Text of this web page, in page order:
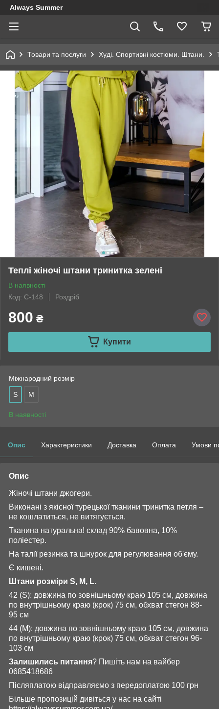
Always Summer
Товари та послуги Худі. Спортивні костюми. Штани.
Теплі жіночі штани тринитка зелені
В наявності
Код: С-148
Роздріб
800 ₴
Купити
Міжнародний розмір
S M
В наявності
Опис Характеристики Доставка Оплата Умови
Опис
Жіночі штани джогери.
Виконані з якісної турецької тканини тринитка петля –
не кошлатиться, не витягується.
Тканина натуральна! склад 90% бавовна, 10%
поліестер.
На талії резинка та шнурок для регулювання об'єму.
Є кишені.
Штани розміри S, M, L.
42 (S): довжина по зовнішньому краю 105 см, довжина
по внутрішньому краю (крок) 75 см, обхват стегон 88-
95 см
44 (M): довжина по зовнішньому краю 105 см, довжина
по внутрішньому краю (крок) 75 см, обхват стегон 96-
103 см
Залишились питання? Пишіть нам на вайбер
0685418686
Післяплатою відправляємо з передоплатою 100 грн
Більше пропозицій дивіться у нас на сайті